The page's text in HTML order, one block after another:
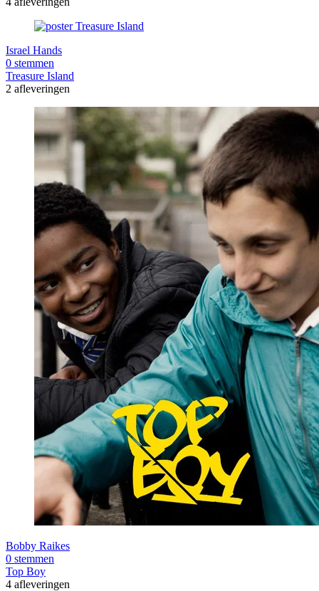
Israel Hands
0 stemmen
Treasure Island
2 afleveringen
Bobby Raikes
0 stemmen
Top Boy
4 afleveringen